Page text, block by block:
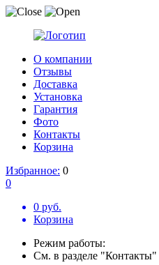
О компании
Отзывы
Доставка
Установка
Гарантия
Фото
Контакты
Корзина
Избранное: 0
0
0 руб.
Корзина
Режим работы:
См. в разделе "Контакты"